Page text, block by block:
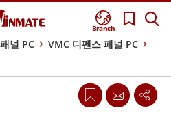
Branch
널 PC
VMC 디펜스 패널 PC